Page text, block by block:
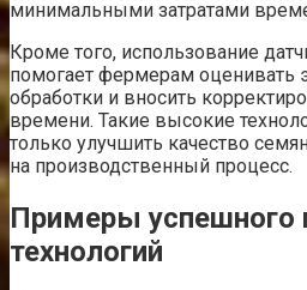
минимальными затратами
Кроме того, использование
помогает фермерам оценивать
обработки и вносить
времени. Такие высокие
только улучшить качество
на производственный процесс.
Примеры успешного
технологий